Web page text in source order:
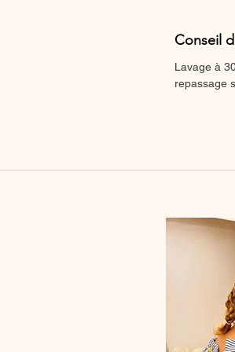
Conseil
Lavage à
repassage